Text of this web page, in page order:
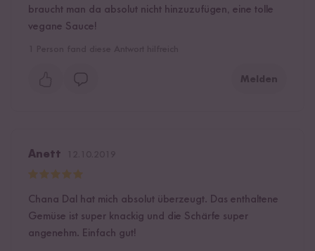
braucht man da absolut nicht hinzuzufügen, eine tolle
vegane Sauce!
Melden
Anett
Chana Dal hat mich absolut überzeugt. Das enthaltene
Gemüse ist super knackig und die Schärfe super
angenehm. Einfach gut!